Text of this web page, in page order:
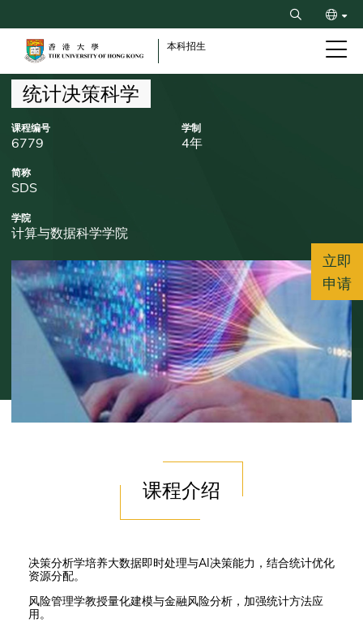
to
content
Search
繁
本科招生
Breadcrumb
统计决策科学
课程编号
6779
学制
4年
简称
SDS
学院
计算与数据科学学院
课程介绍
决策分析学培养大数据即时处理与AI决策能力，结合统计优化
资源分配。
风险管理学教授量化建模与金融风险分析，加强统计方法应
用。
立即
申请